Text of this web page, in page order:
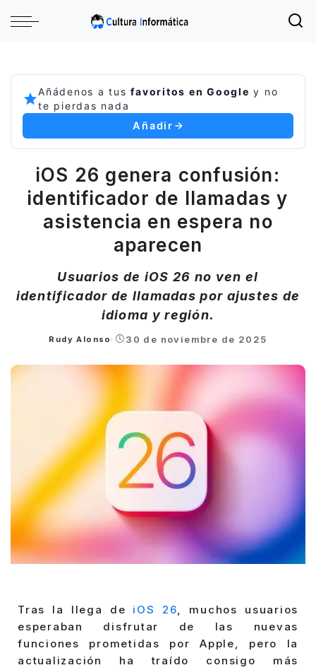
Añádenos a tusfavoritos en Google y no
te pierdas nada
Añadir
iOS 26 genera confusión:
identificador de llamadas y
asistencia en espera no
aparecen
Usuarios de iOS 26 no ven el
identificador de llamadas por ajustes de
idioma y región.
Posted
Rudy Alonso 30 de noviembre de 2025
Tras la llega de iOS 26, muchos usuarios
esperaban disfrutar de las nuevas
funciones prometidas por Apple, pero la
actualización ha traído consigo más